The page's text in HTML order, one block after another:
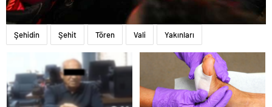
Şehidin Şehit Tören Vali Yakınları